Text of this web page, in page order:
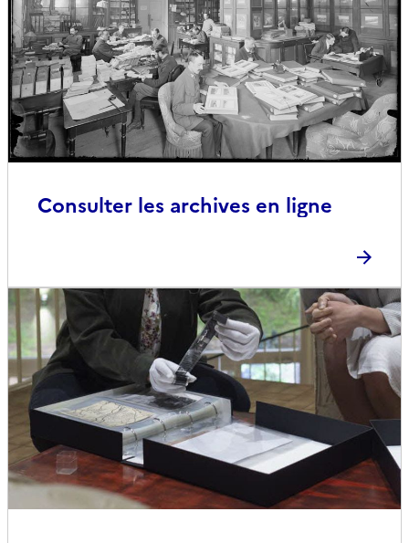
Consulter les archives en ligne